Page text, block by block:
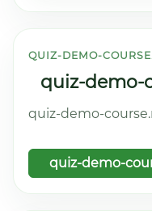
QUIZ-DEMO-
quiz-demo-
quiz-demo-
quiz-demo-